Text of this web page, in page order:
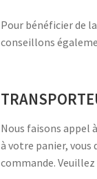
Pour bénéficier de la
conseillons
Nous faisons appel
à votre panier, vous
commande.